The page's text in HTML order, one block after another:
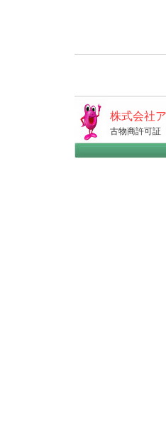
株式会社
古物商許可